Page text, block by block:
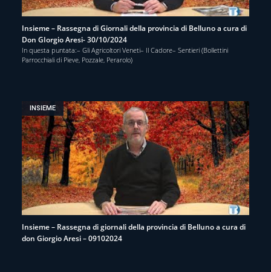
Insieme – Rassegna di Giornali della provincia di Belluno a cura di
Don GIorgio Aresi- 30/10/2024
In questa puntata:– Gli Agricoltori Veneti– Il Cadore– Sentieri (Bollettini
Parrocchiali di Pieve, Pozzale, Perarolo)
INSIEME
Insieme – Rassegna di giornali della provincia di Belluno a cura di
don Giorgio Aresi – 09102024